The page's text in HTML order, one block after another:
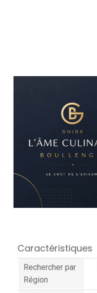
Caractéristiques
Rechercher par
Région